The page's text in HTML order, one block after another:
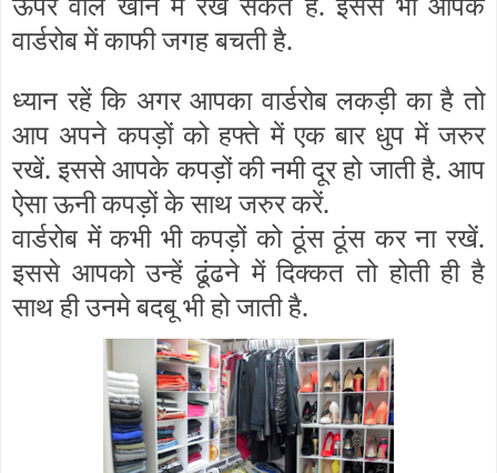
वार्डरोब में काफी जगह बचती है.
ध्यान रहें कि अगर आपका वार्डरोब लकड़ी का है तो
आप अपने कपड़ों को हफ्ते में एक बार धुप में जरुर
रखें. इससे आपके कपड़ों की नमी दूर हो जाती है. आप
ऐसा ऊनी कपड़ों के साथ जरुर करें.
वार्डरोब में कभी भी कपड़ों को ठूंस ठूंस कर ना रखें.
इससे आपको उन्हें ढूंढने में दिक्कत तो होती ही है
साथ ही उनमे बदबू भी हो जाती है.